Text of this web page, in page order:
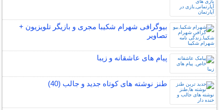
بیوگرافی شهرام شکیبا مجری و بازیگر تلویزیون +
تصاویر
پیام های عاشقانه و زیبا
طنز نوشته های کوتاه جدید و جالب (40)